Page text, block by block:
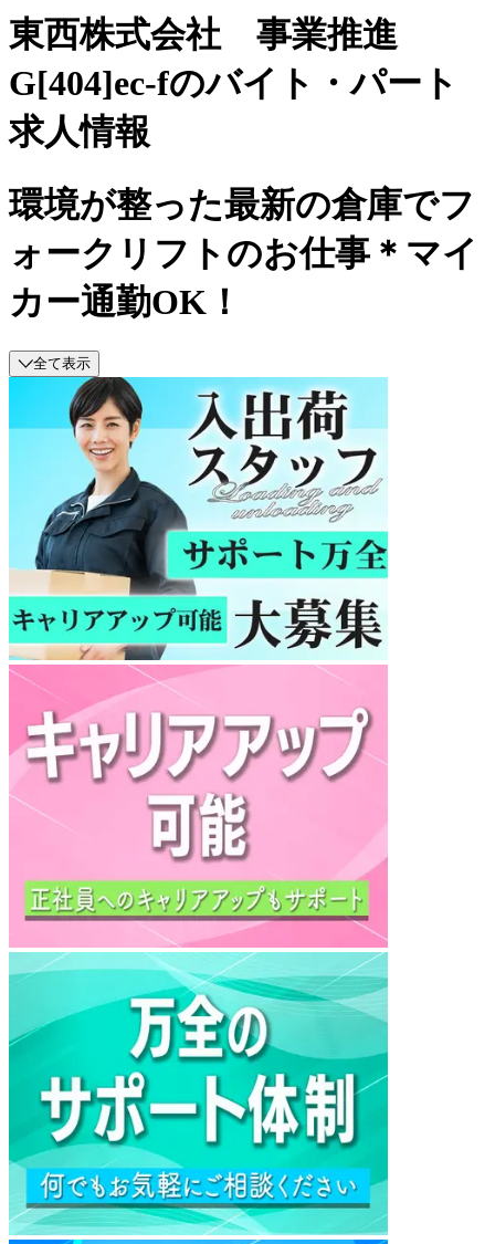
東西株式会社 事業推進
G[404]ec-fのバイト・パート
求人情報
環境が整った最新の倉庫でフ
ォークリフトのお仕事＊マイ
カー通勤OK！
全て表示